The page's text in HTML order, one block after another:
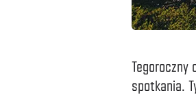
Tegoroczny
spotkania.